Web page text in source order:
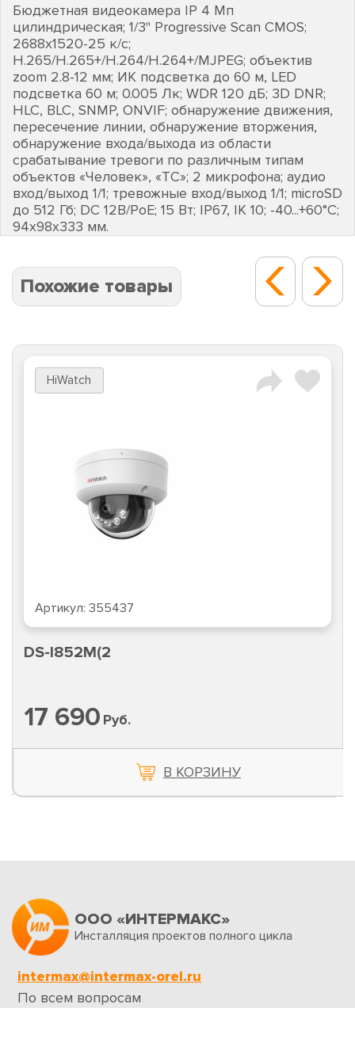
Бюджетная видеокамера IP 4 Мп
цилиндрическая; 1/3" Progressive Scan CMOS;
2688х1520-25 к/с;
H.265/H.265+/H.264/H.264+/MJPEG; объектив
zoom 2.8-12 мм; ИК подсветка до 60 м, LED
подсветка 60 м; 0.005 Лк; WDR 120 дБ; 3D DNR;
HLC, BLC, SNMP, ONVIF; обнаружение движения,
пересечение линии, обнаружение вторжения,
обнаружение входа/выхода из области
срабатывание тревоги по различным типам
объектов «Человек», «ТС»; 2 микрофона; аудио
вход/выход 1/1; тревожные вход/выход 1/1; microSD
до 512 Гб; DC 12В/PoE; 15 Вт; IP67, IK 10; -40...+60°C;
94х98х333 мм.
Похожие товары
HiWatch
Артикул: 355437
DS-I852M(2
17 690 Руб.
В КОРЗИНУ
ООО «ИНТЕРМАКС»
Инсталляция проектов полного цикла
intermax@intermax-orel.ru
По всем вопросам